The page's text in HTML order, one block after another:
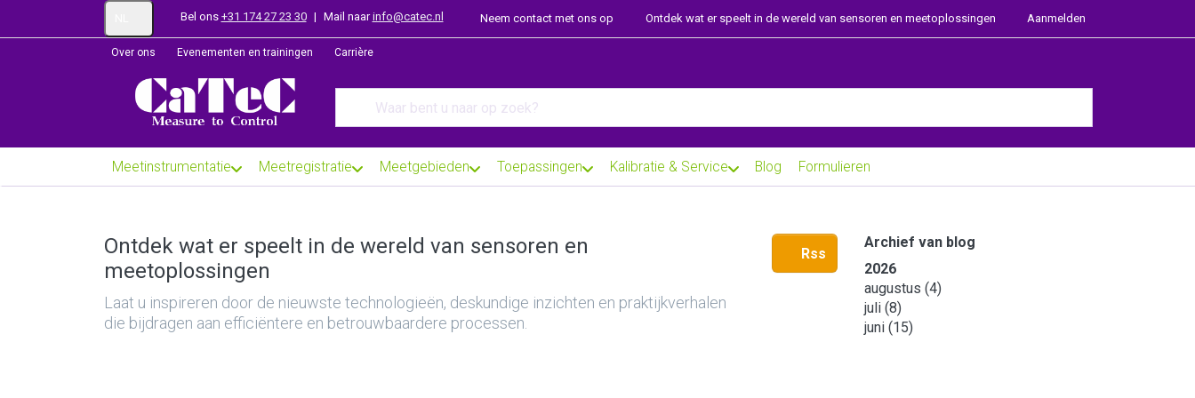
Bel ons +31 174 27 23 30 | Mail naarinfo@catec.nl Neem contact met ons op Ontdek wat er speelt in de wereld van sensoren en meetoplossingen Aanmelden
Over ons Evenementen en trainingen Carrière
Meetinstrumentatie Meetregistratie Meetgebieden Toepassingen Kalibratie & Service Blog Formulieren
Ontdek wat er speelt in de wereld van sensoren en
meetoplossingen
Laat u inspireren door de nieuwste technologieën, deskundige inzichten en praktijkverhalen
die bijdragen aan efficiëntere en betrouwbaardere processen.
Rss
Archief van blog
2026
augustus (4)
juli (8)
juni (15)